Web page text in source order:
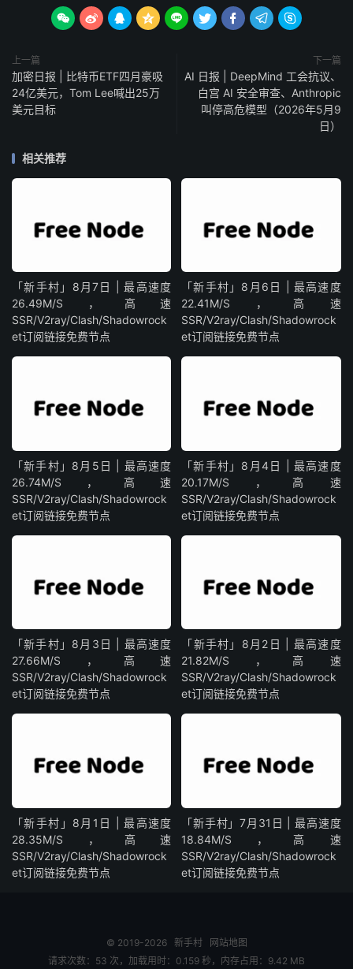
        
上一篇
加密日报 | 比特币ETF四月豪吸
24亿美元，Tom Lee喊出25万
美元目标
下一篇
AI 日报 | DeepMind 工会抗议、
白宫 AI 安全审查、Anthropic
叫停高危模型（2026年5月9
日）
相关推荐
「新手村」8月7日 | 最高速度
26.49M/S，高速
SSR/V2ray/Clash/Shadowrock
et订阅链接免费节点
「新手村」8月6日 | 最高速度
22.41M/S，高速
SSR/V2ray/Clash/Shadowrock
et订阅链接免费节点
「新手村」8月5日 | 最高速度
26.74M/S，高速
SSR/V2ray/Clash/Shadowrock
et订阅链接免费节点
「新手村」8月4日 | 最高速度
20.17M/S，高速
SSR/V2ray/Clash/Shadowrock
et订阅链接免费节点
「新手村」8月3日 | 最高速度
27.66M/S，高速
SSR/V2ray/Clash/Shadowrock
et订阅链接免费节点
「新手村」8月2日 | 最高速度
21.82M/S，高速
SSR/V2ray/Clash/Shadowrock
et订阅链接免费节点
「新手村」8月1日 | 最高速度
28.35M/S，高速
SSR/V2ray/Clash/Shadowrock
et订阅链接免费节点
「新手村」7月31日 | 最高速度
18.84M/S，高速
SSR/V2ray/Clash/Shadowrock
et订阅链接免费节点
© 2019-2026 新手村
网站地图
请求次数：53 次，加载用时：0.159 秒，内存占用：9.42 MB